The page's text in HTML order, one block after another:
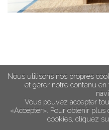
Nous utilisons nos propres
et gérer notre contenu
Vous pouvez accepter
«Accepter». Pour obtenir
cookies, cliquez